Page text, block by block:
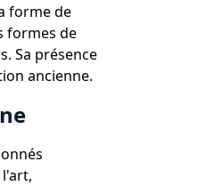
forme de
formes de
Sa présence
ancienne.